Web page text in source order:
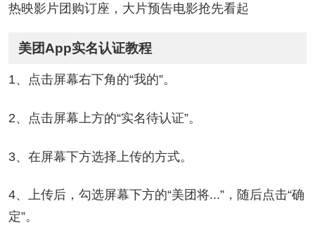
热映影片团购订座，大片预告电影抢先看起
美团App实名认证教程
1、点击屏幕右下角的“我的”。
2、点击屏幕上方的“实名待认证”。
3、在屏幕下方选择上传的方式。
4、上传后，勾选屏幕下方的“美团将...”，随后点击“确
定”。